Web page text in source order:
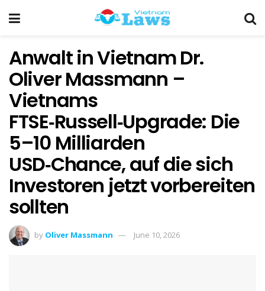
Anwalt in Vietnam Dr.
Oliver Massmann –
Vietnams
FTSE‑Russell‑Upgrade: Die
5–10 Milliarden
USD‑Chance, auf die sich
Investoren jetzt vorbereiten
sollten
by Oliver Massmann June 10, 2026